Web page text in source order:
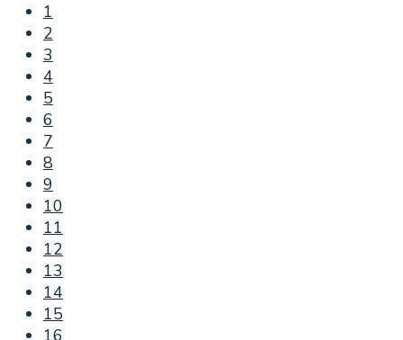
1
2
3
4
5
6
7
8
9
10
11
12
13
14
15
16